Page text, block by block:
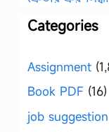
Categories
Assignment
Book PDF (16)
job suggestion